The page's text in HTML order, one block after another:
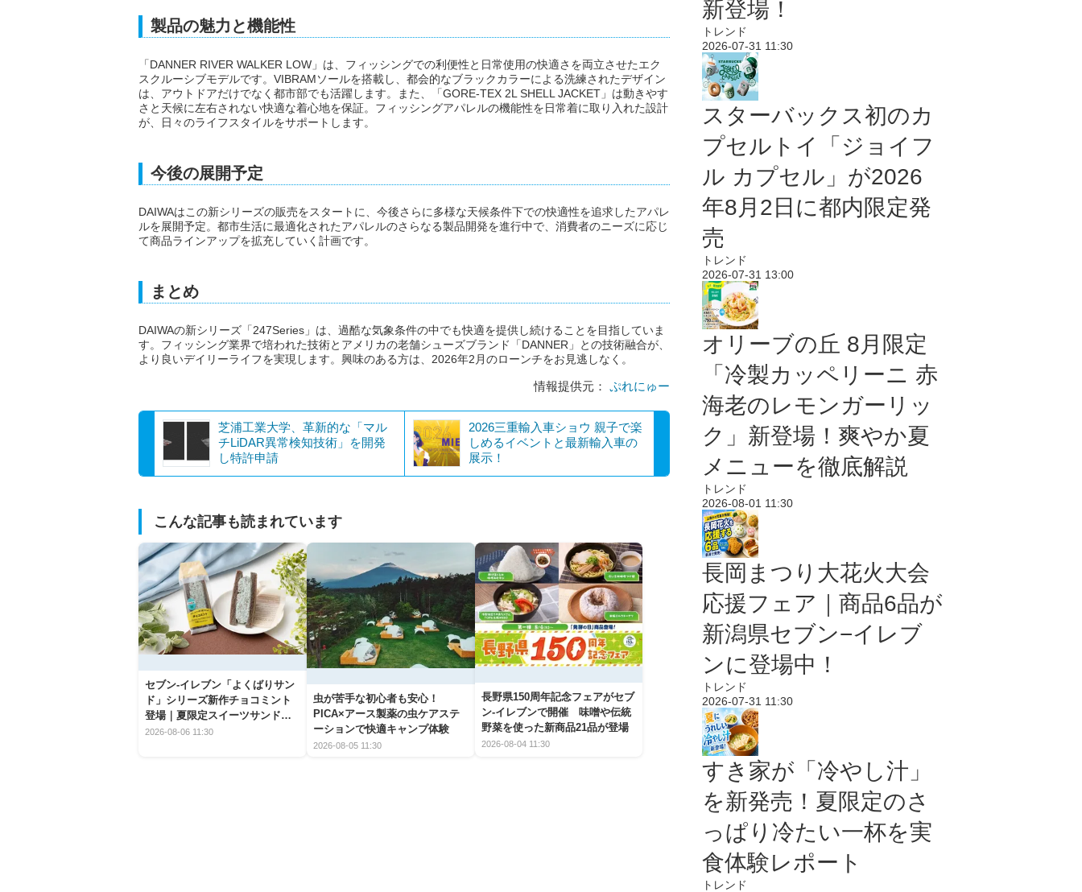
製品の魅力と機能性
「DANNER RIVER WALKER LOW」は、フィッシングでの利便性と日常使用の快適さを両立させたエク
スクルーシブモデルです。VIBRAMソールを搭載し、都会的なブラックカラーによる洗練されたデザイン
は、アウトドアだけでなく都市部でも活躍します。また、「GORE-TEX 2L SHELL JACKET」は動きやす
さと天候に左右されない快適な着心地を保証。フィッシングアパレルの機能性を日常着に取り入れた設計
が、日々のライフスタイルをサポートします。
今後の展開予定
DAIWAはこの新シリーズの販売をスタートに、今後さらに多様な天候条件下での快適性を追求したアパレ
ルを展開予定。都市生活に最適化されたアパレルのさらなる製品開発を進行中で、消費者のニーズに応じ
て商品ラインアップを拡充していく計画です。
まとめ
DAIWAの新シリーズ「247Series」は、過酷な気象条件の中でも快適を提供し続けることを目指していま
す。フィッシング業界で培われた技術とアメリカの老舗シューズブランド「DANNER」との技術融合が、
より良いデイリーライフを実現します。興味のある方は、2026年2月のローンチをお見逃しなく。
情報提供元： ぷれにゅー
芝浦工業大学、革新的な「マル
チLiDAR異常検知技術」を開発
し特許申請
2026三重輸入車ショウ 親子で楽
しめるイベントと最新輸入車の
展示！
こんな記事も読まれています
セブン‐イレブン「よくばりサン
ド」シリーズ新作チョコミント
登場｜夏限定スイーツサンドの
爽快な魅力
2026-08-06 11:30
虫が苦手な初心者も安心！
PICA×アース製薬の虫ケアステ
ーションで快適キャンプ体験
2026-08-05 11:30
長野県150周年記念フェアがセブ
ン-イレブンで開催 味噌や伝統
野菜を使った新商品21品が登場
2026-08-04 11:30
新登場！
トレンド
2026-07-31 11:30
スターバックス初のカ
プセルトイ「ジョイフ
ル カプセル」が2026
年8月2日に都内限定発
売
トレンド
2026-07-31 13:00
オリーブの丘 8月限定
「冷製カッペリーニ 赤
海老のレモンガーリッ
ク」新登場！爽やか夏
メニューを徹底解説
トレンド
2026-08-01 11:30
長岡まつり大花火大会
応援フェア｜商品6品が
新潟県セブン−イレブ
ンに登場中！
トレンド
2026-07-31 11:30
すき家が「冷やし汁」
を新発売！夏限定のさ
っぱり冷たい一杯を実
食体験レポート
トレンド